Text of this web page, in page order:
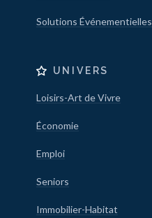
Solutions Événementielles
UNIVERS
Loisirs-Art de Vivre
Économie
Emploi
Seniors
Immobilier-Habitat